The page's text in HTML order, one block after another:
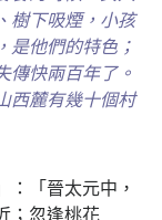
樹下吸煙，小孩
是他們的特色；
傳快兩百年了。
西麓有幾十個村
：「晉太元中，
；忽逢桃花